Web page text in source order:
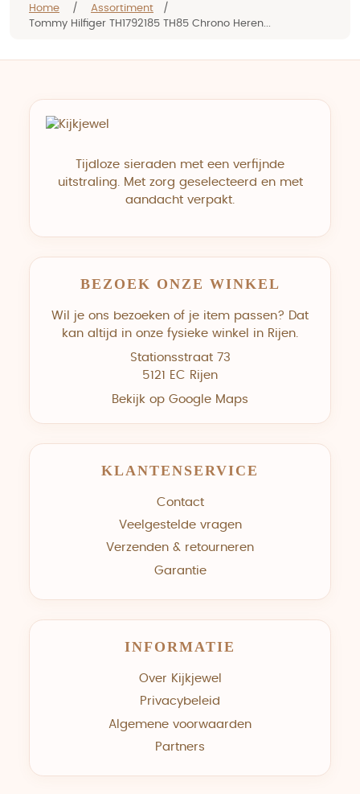
Home / Assortiment
/
Tommy Hilfiger TH1792185 TH85 Chrono Heren...
Tijdloze sieraden met een verfijnde
uitstraling. Met zorg geselecteerd en met
aandacht verpakt.
BEZOEK ONZE WINKEL
Wil je ons bezoeken of je item passen? Dat
kan altijd in onze fysieke winkel in Rijen.
Stationsstraat 73
5121 EC Rijen
Bekijk op Google Maps
KLANTENSERVICE
Contact
Veelgestelde vragen
Verzenden & retourneren
Garantie
INFORMATIE
Over Kijkjewel
Privacybeleid
Algemene voorwaarden
Partners